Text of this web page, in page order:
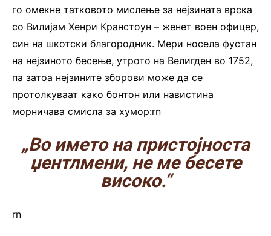
го омекне татковото мислење за нејзината врска
со Вилијам Хенри Кранстоун – женет воен офицер,
син на шкотски благородник. Мери носела фустан
на нејзиното бесење, утрото на Велигден во 1752,
па затоа нејзините зборови може да се
протолкуваат како бонтон или навистина
морничава смисла за хумор:rn
„Во името на пристојноста
џентлмени, не ме бесете
високо.“
rn